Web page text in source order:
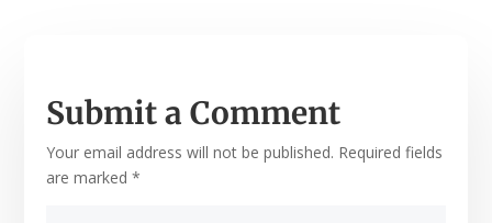
Submit a Comment
Your email address will not be published. Required fields
are marked*